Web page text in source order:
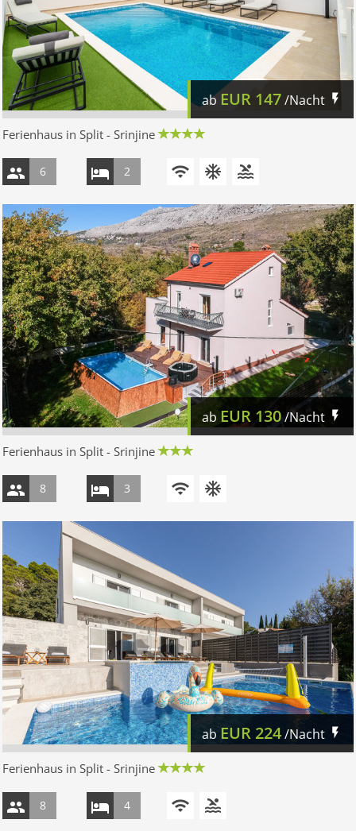
ab EUR 147/Nacht
Ferienhaus in Split - Srinjine
6 2
ab EUR 130/Nacht
Ferienhaus in Split - Srinjine
8 3
ab EUR 224/Nacht
Ferienhaus in Split - Srinjine
8 4